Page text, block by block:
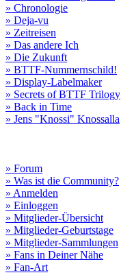
» Chronologie
» Deja-vu
» Zeitreisen
» Das andere Ich
» Die Zukunft
» BTTF-Nummernschild!
» Display-Labelmaker
» Secrets of BTTF Trilogy
» Back in Time
» Jens "Knossi" Knossalla
» Forum
» Was ist die Community?
» Anmelden
» Einloggen
» Mitglieder-Übersicht
» Mitglieder-Geburtstage
» Mitglieder-Sammlungen
» Fans in Deiner Nähe
» Fan-Art